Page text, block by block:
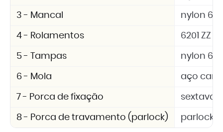
3 - Mancal nylon 6.6
4 - Rolamentos 6201 ZZ
5 - Tampas nylon 6.6
6 - Mola aço
7 - Porca de fixação
8 - Porca de travamento (parlock) parlock